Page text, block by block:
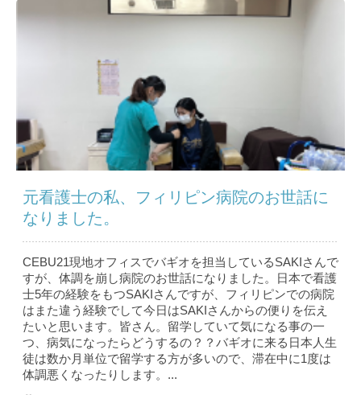
元看護士の私、フィリピン病院のお世話に
なりました。
CEBU21現地オフィスでバギオを担当しているSAKIさんで
すが、体調を崩し病院のお世話になりました。日本で看護
士5年の経験をもつSAKIさんですが、フィリピンでの病院
はまた違う経験でして今日はSAKIさんからの便りを伝え
たいと思います。皆さん。留学していて気になる事の一
つ、病気になったらどうするの？？バギオに来る日本人生
徒は数か月単位で留学する方が多いので、滞在中に1度は
体調悪くなったりします。...